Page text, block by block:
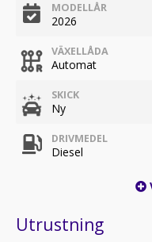
MODELLÅR
2026
VÄXELLÅDA
Automat
SKICK
Ny
DRIVMEDEL
Diesel
Utrustning